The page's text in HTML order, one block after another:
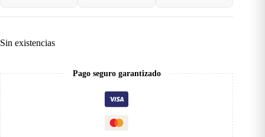
Sin existencias
Pago seguro garantizado